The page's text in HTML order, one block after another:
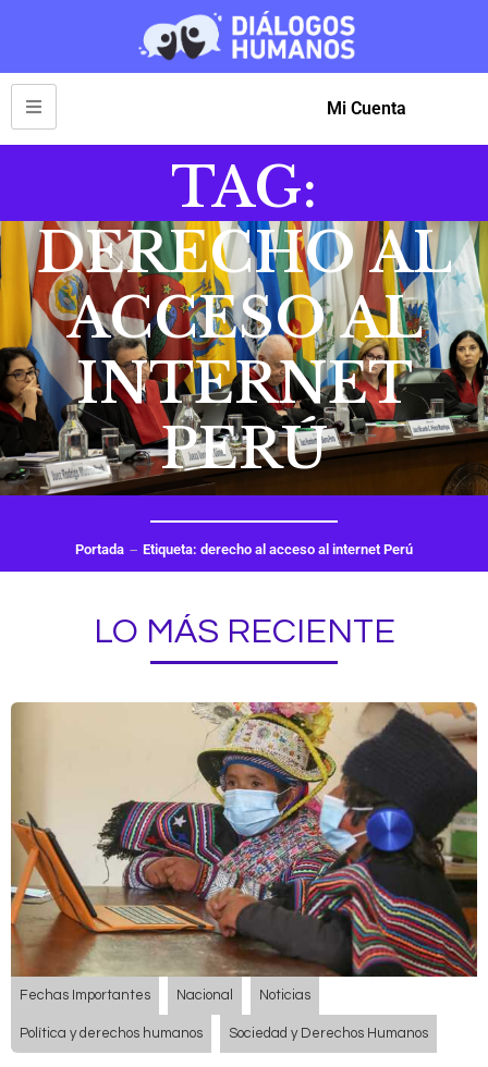
Mi Cuenta
TAG:
DERECHO AL
ACCESO AL
INTERNET
PERÚ
Portada Etiqueta: derecho al acceso al internet Perú
LO MÁS RECIENTE
Fechas Importantes Nacional Noticias
Política y derechos humanos Sociedad y Derechos Humanos